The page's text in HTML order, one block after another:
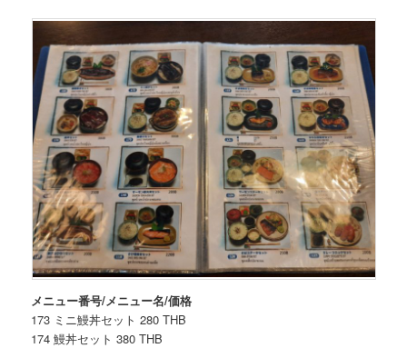
メニュー番号/メニュー名/価格
173 ミニ鰻丼セット 280 THB
174 鰻丼セット 380 THB